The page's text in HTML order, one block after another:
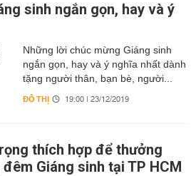
sinh ngắn gọn, hay và ý
Những lời chúc mừng Giáng sinh
ngắn gọn, hay và ý nghĩa nhất dành
tặng người thân, bạn bè, người...
ĐÔ THỊ 19:00 | 23/12/2019
thích hợp để thưởng
Giáng sinh tại TP HCM